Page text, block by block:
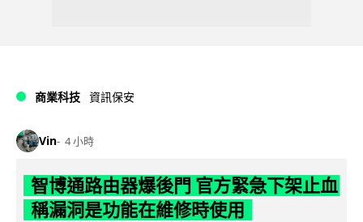
商業科技 資訊保安
Vin 4 小時
智博通路由器爆後門 官方緊急下架止血
稱漏洞是功能在維修時使用